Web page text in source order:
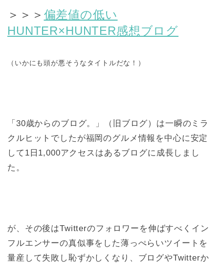
＞＞＞ 偏差値の低い
HUNTER×HUNTER感想ブログ
（いかにも頭が悪そうなタイトルだな！）
「30歳からのブログ。」（旧ブログ）は一瞬のミラ
クルヒットでしたが福岡のグルメ情報を中心に安定
して1日1,000アクセスはあるブログに成長しまし
た。
が、その後はTwitterのフォロワーを伸ばすべくイン
フルエンサーの真似事をした薄っぺらいツイートを
量産して失敗し恥ずかしくなり、ブログやTwitterか